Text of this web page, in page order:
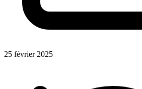
25 février 2025